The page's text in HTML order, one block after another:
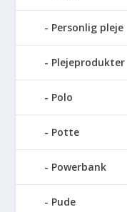
Personlig pleje
Plejeprodukter
Polo
Potte
Powerbank
Pude